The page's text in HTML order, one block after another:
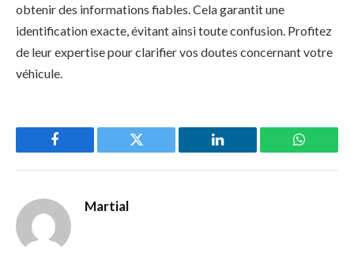
obtenir des informations fiables. Cela garantit une
identification exacte, évitant ainsi toute confusion. Profitez
de leur expertise pour clarifier vos doutes concernant votre
véhicule.
Facebook Twitter LinkedIn
Martial